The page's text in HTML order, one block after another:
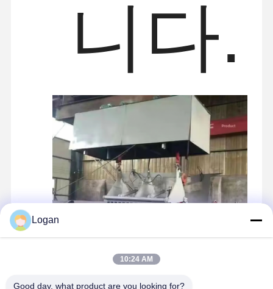
니다.
Logan
10:24 AM
Good day, what product are you looking for?